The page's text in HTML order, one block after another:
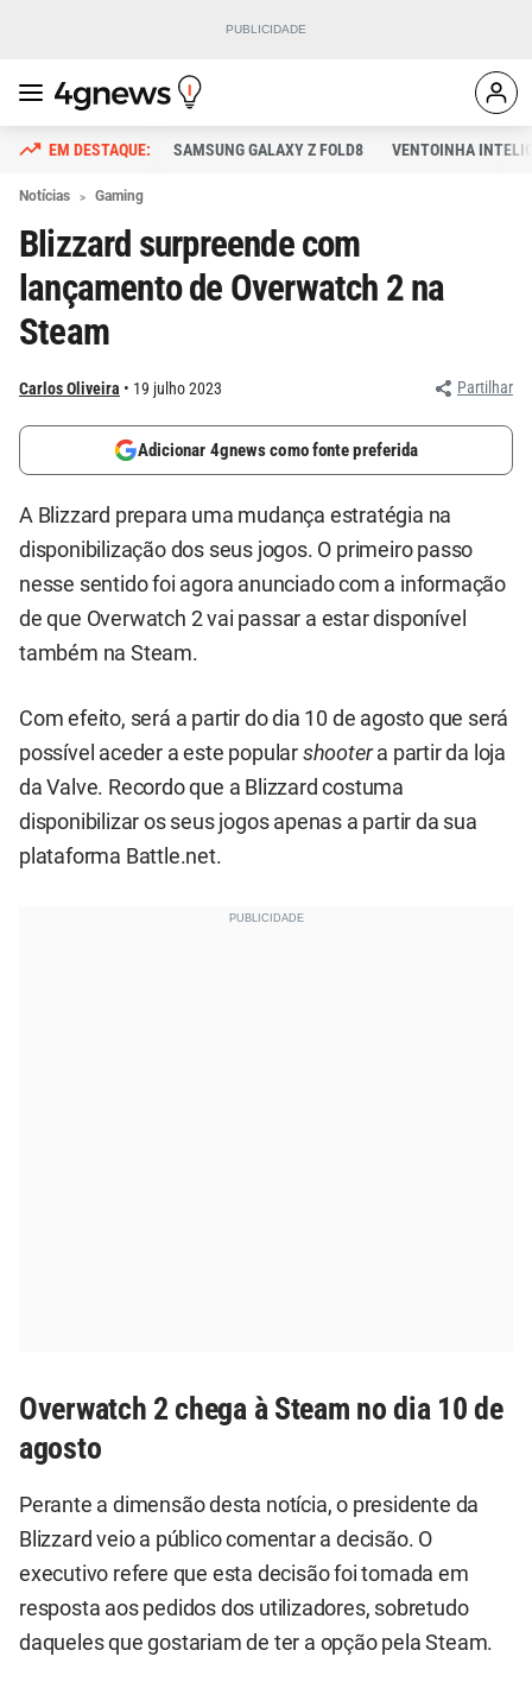
SAMSUNG GALAXY Z FOLD8 VENTOINHA
Notícias Gaming
Blizzard surpreende com
lançamento de Overwatch 2 na
Steam
Carlos Oliveira 19 julho 2023 Partilhar
Adicionar 4gnews como fonte preferida
A Blizzard prepara uma mudança estratégia na
disponibilização dos seus jogos. O primeiro passo
nesse sentido foi agora anunciado com a informação
de que Overwatch 2 vai passar a estar disponível
também na Steam.
Com efeito, será a partir do dia 10 de agosto que será
possível aceder a este popular shootera partir da loja
da Valve. Recordo que a Blizzard costuma
disponibilizar os seus jogos apenas a partir da sua
plataforma Battle.net.
Overwatch 2 chega à Steam no dia 10 de
agosto
Perante a dimensão desta notícia, o presidente da
Blizzard veio a público comentar a decisão. O
executivo refere que esta decisão foi tomada em
resposta aos pedidos dos utilizadores, sobretudo
daqueles que gostariam de ter a opção pela Steam.